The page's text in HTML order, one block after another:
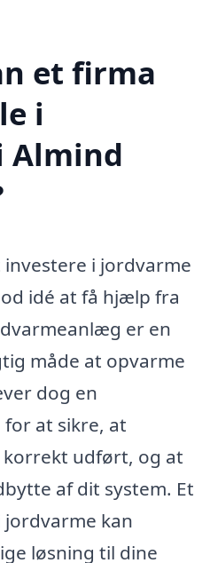
et firma
i
Almind
i jordvarme
idé at få hjælp fra
er en
måde at opvarme
dog en
at sikre, at
udført, og at
af dit system. Et
jordvarme kan
løsning til dine